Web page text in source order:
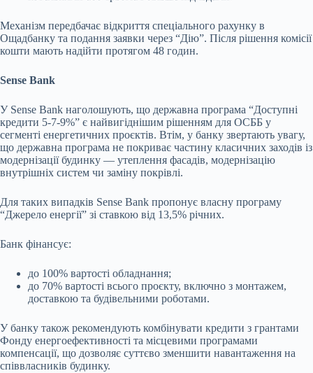
Механізм передбачає відкриття спеціального рахунку в
Ощадбанку та подання заявки через “Дію”. Після рішення комісії
кошти мають надійти протягом 48 годин.
Sense Bank
У Sense Bank наголошують, що державна програма “Доступні
кредити 5-7-9%” є найвигіднішим рішенням для ОСББ у
сегменті енергетичних проєктів. Втім, у банку звертають увагу,
що державна програма не покриває частину класичних заходів із
модернізації будинку — утеплення фасадів, модернізацію
внутрішніх систем чи заміну покрівлі.
Для таких випадків Sense Bank пропонує власну програму
“Джерело енергії” зі ставкою від 13,5% річних.
Банк фінансує:
до 100% вартості обладнання;
до 70% вартості всього проєкту, включно з монтажем,
доставкою та будівельними роботами.
У банку також рекомендують комбінувати кредити з грантами
Фонду енергоефективності та місцевими програмами
компенсації, що дозволяє суттєво зменшити навантаження на
співвласників будинку.